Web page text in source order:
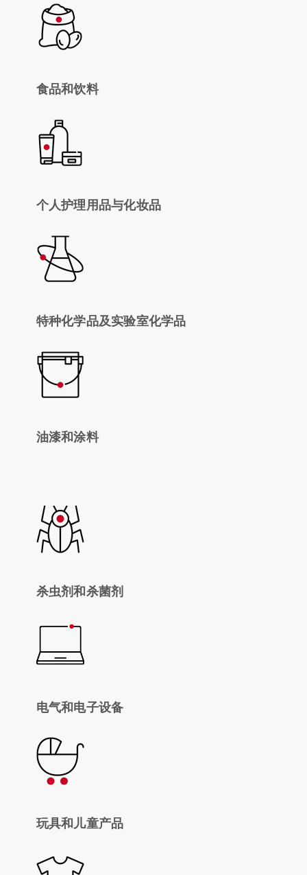
食品和饮料
个人护理用品与化妆品
特种化学品及实验室化学品
油漆和涂料
杀虫剂和杀菌剂
电气和电子设备
玩具和儿童产品